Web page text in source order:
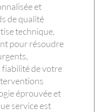
et
de qualité
technique,
pour résoudre
fiabilité de votre
éprouvée et
service est